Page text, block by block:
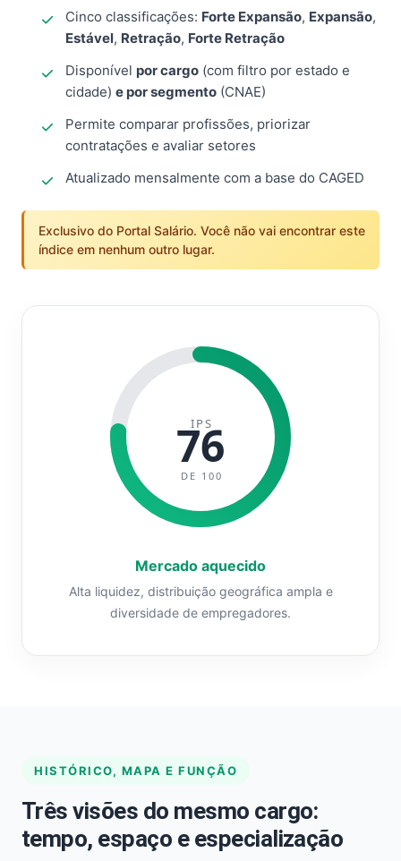
Cinco classificações: Forte Expansão, Expansão,
Estável, Retração, Forte Retração
Disponível por cargo (com filtro por estado e
cidade) e por segmento (CNAE)
Permite comparar profissões, priorizar
contratações e avaliar setores
Atualizado mensalmente com a base do CAGED
Exclusivo do Portal Salário. Você não vai encontrar este
índice em nenhum outro lugar.
IPS
76
DE 100
Mercado aquecido
Alta liquidez, distribuição geográfica ampla e
diversidade de empregadores.
HISTÓRICO, MAPA E FUNÇÃO
Três visões do mesmo cargo:
tempo, espaço e especialização